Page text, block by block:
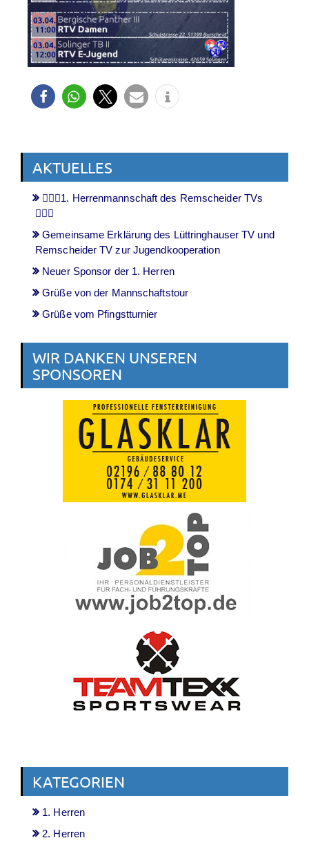
AKTUELLES
🤾🏻‍♂️1. Herrenmannschaft des Remscheider TVs
🤾🏻‍♂️
Gemeinsame Erklärung des Lüttringhauser TV und
Remscheider TV zur Jugendkooperation
Neuer Sponsor der 1. Herren
Grüße von der Mannschaftstour
Grüße vom Pfingstturnier
WIR DANKEN UNSEREN
SPONSOREN
KATEGORIEN
1. Herren
2. Herren